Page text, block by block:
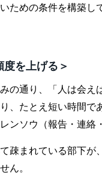
ための条件を構築
度を上げる＞
の通り、「人は会
、たとえ短い時間で
ンソウ（報告・連絡
疎まれている部下が
ん。